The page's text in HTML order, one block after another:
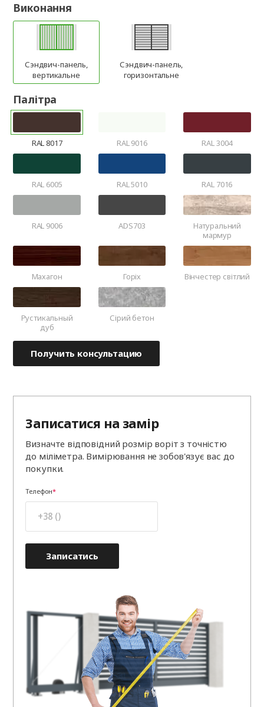
Виконання
Сэндвич-панель,
вертикальне
Сэндвич-панель,
горизонтальне
Палітра
RAL 8017 RAL 9016 RAL 3004
RAL 6005 RAL 5010 RAL 7016
RAL 9006 ADS703
Натуральний
мармур
Махагон Горіх Вінчестер світлий
Рустикальный
дуб
Сірий бетон
Получить консультацию
Записатися на замір
Визначте відповідний розмір воріт з точністю
до міліметра. Вимірювання не зобов'язує вас до
покупки.
Телефон
Записатись